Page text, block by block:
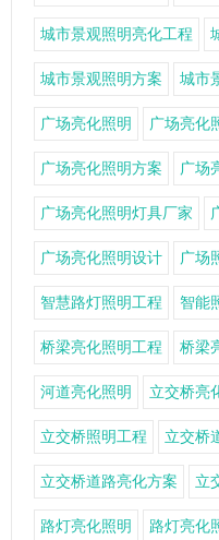
城市景观照明亮化工程
城市景观照明方案 城市
广场亮化照明 广场亮化
广场亮化照明方案 广场
广场亮化照明灯具厂家
广场亮化照明设计 广场
智慧路灯照明工程 智能
桥梁亮化照明工程 桥梁
河道亮化照明 立交桥亮
立交桥照明工程 立交桥
立交桥道路亮化方案 立
路灯亮化照明 路灯亮化